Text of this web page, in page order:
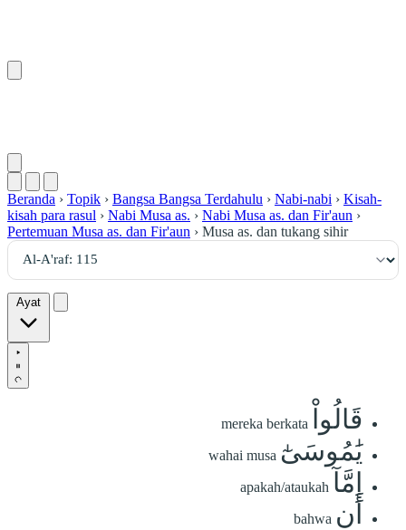
Beranda › Topik › Bangsa Bangsa Terdahulu › Nabi-nabi › Kisah-
kisah para rasul › Nabi Musa as. › Nabi Musa as. dan Fir'aun ›
Pertemuan Musa as. dan Fir'aun › Musa as. dan tukang sihir
Ayat
قَالُواْ mereka berkata
يَٰمُوسَىٰٓ wahai musa
إِمَّآ apakah/ataukah
أَن bahwa